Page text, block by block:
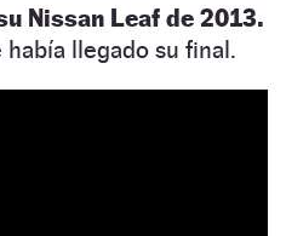
Nissan Leaf de 2013.
había llegado su final.